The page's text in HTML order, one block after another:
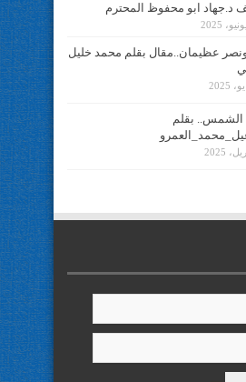
د.جهاد ابو محفوظ المحترم
عظيمان..مقال بقلم محمد خليل
الشمس.. بقلم